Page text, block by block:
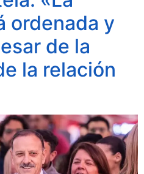
ordenada y
de la
la relación